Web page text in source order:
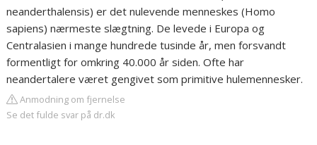
neanderthalensis) er det nulevende menneskes (Homo
sapiens) nærmeste slægtning. De levede i Europa og
Centralasien i mange hundrede tusinde år, men forsvandt
formentligt for omkring 40.000 år siden. Ofte har
neandertalere været gengivet som primitive hulemennesker.
Anmodning om fjernelse
Se det fulde svar på dr.dk